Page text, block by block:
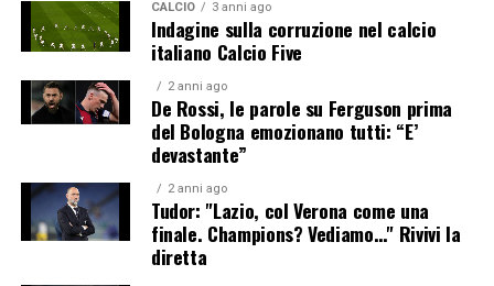
CALCIO 3 anni ago
Indagine sulla corruzione nel calcio
italiano Calcio Five
2 anni ago
De Rossi, le parole su Ferguson prima
del Bologna emozionano tutti: “E’
devastante”
2 anni ago
Tudor: "Lazio, col Verona come una
finale. Champions? Vediamo…" Rivivi la
diretta